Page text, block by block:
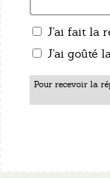
J'ai fait la
J'ai goûté
Pour recevoir la